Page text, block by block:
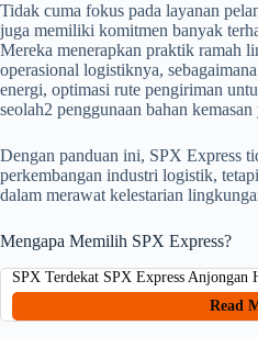
Tidak cuma fokus pada layanan
juga memiliki komitmen banyak
Mereka menerapkan praktik ramah
operasional logistiknya,
energi, optimasi rute pengiriman
seolah2 penggunaan bahan
Dengan panduan ini, SPX Express
perkembangan industri logistik,
dalam merawat kelestarian
Mengapa Memilih SPX Express?
SPX Terdekat SPX Express Anjongan
Read